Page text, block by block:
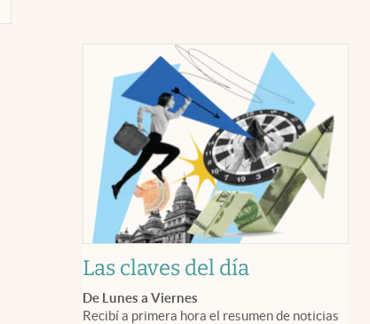
Las claves del día
De Lunes a Viernes
Recibí a primera hora el resumen de noticias